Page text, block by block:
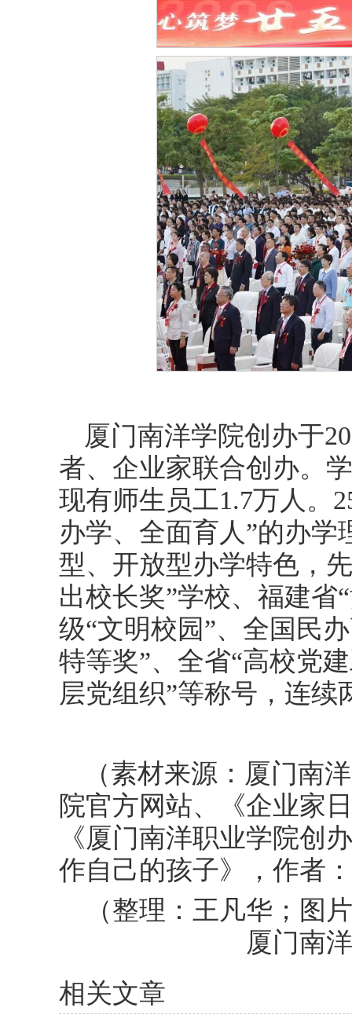
厦门南洋学院创办于
者、企业家联合创办。
现有师生员工1.7万人。
办学、全面育人”的办
型、开放型办学特色，
出校长奖”学校、福建省
级“文明校园”、全国民
特等奖”、全省“高校党
层党组织”等称号，连续
（素材来源：厦门南
院官方网站、《企业家
《厦门南洋职业学院创
作自己的孩子》，作者
（整理：王凡华；图
厦门南
相关文章